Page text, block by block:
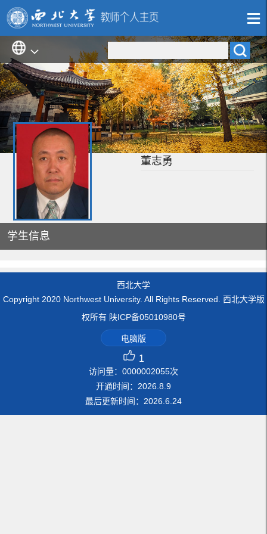
董志勇
学生信息
西北大学
Copyright 2020 Northwest University. All Rights Reserved. 西北大学版
权所有 陕ICP备05010980号
电脑版
1
访问量： 0000002055次
开通时间： 2026 8 9
最后更新时间： 2026 6 24